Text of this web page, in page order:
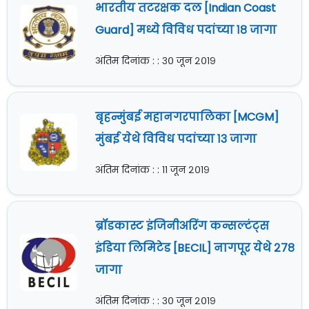
भारतीय तटरक्षक दल [Indian Coast
Guard] मध्ये विविध पदांच्या १८ जागा
अंतिम दिनांक : : ३० जून २०१९
बृहन्मुंबई महानगरपालिका [MCGM]
मुंबई येथे विविध पदांच्या १३ जागा
अंतिम दिनांक : : ११ जून २०१९
ब्रॉडकास्ट इंजिनीअरिंग कन्सल्टंट्स
इंडिया लिमिटेड [BECIL] नागपूर येथे २७८
जागा
अंतिम दिनांक : : ३० जून २०१९